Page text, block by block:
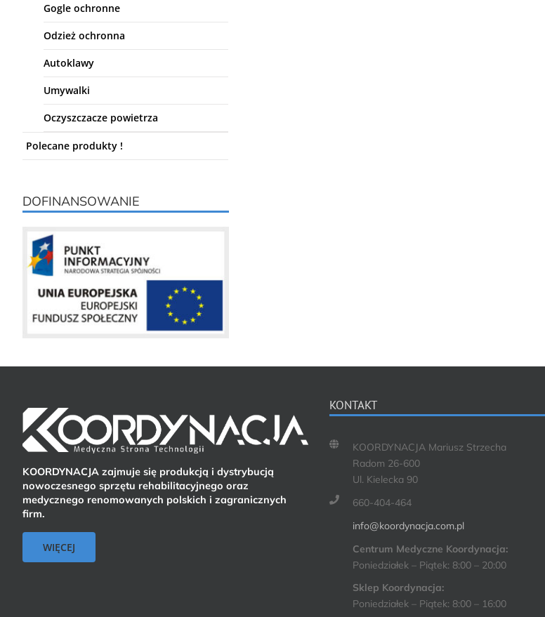
Gogle ochronne
Odzież ochronna
Autoklawy
Umywalki
Oczyszczacze powietrza
Polecane produkty !
DOFINANSOWANIE
KOORDYNACJA zajmuje się produkcją i dystrybucją
nowoczesnego sprzętu rehabilitacyjnego oraz
medycznego renomowanych polskich i zagranicznych
firm.
WIĘCEJ
KONTAKT
KOORDYNACJA Mariusz Strzecha
Radom 26-600
Ul. Kielecka 90
660-404-464
info@koordynacja.com.pl
Centrum Medyczne Koordynacja:
Poniedziałek – Piątek: 8:00 – 20:00
Sklep Koordynacja:
Poniedziałek – Piątek: 8:00 – 16:00